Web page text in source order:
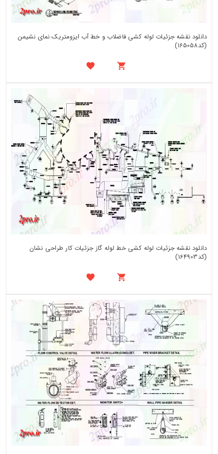
دانلود نقشه جزئیات لوله کشی فاضلاب و خط آب ایزومتریک نمای نشیمن
(کد165058)
دانلود نقشه جزئیات لوله کشی خط لوله گاز جزئیات کار طراحی نشان
(کد164903)